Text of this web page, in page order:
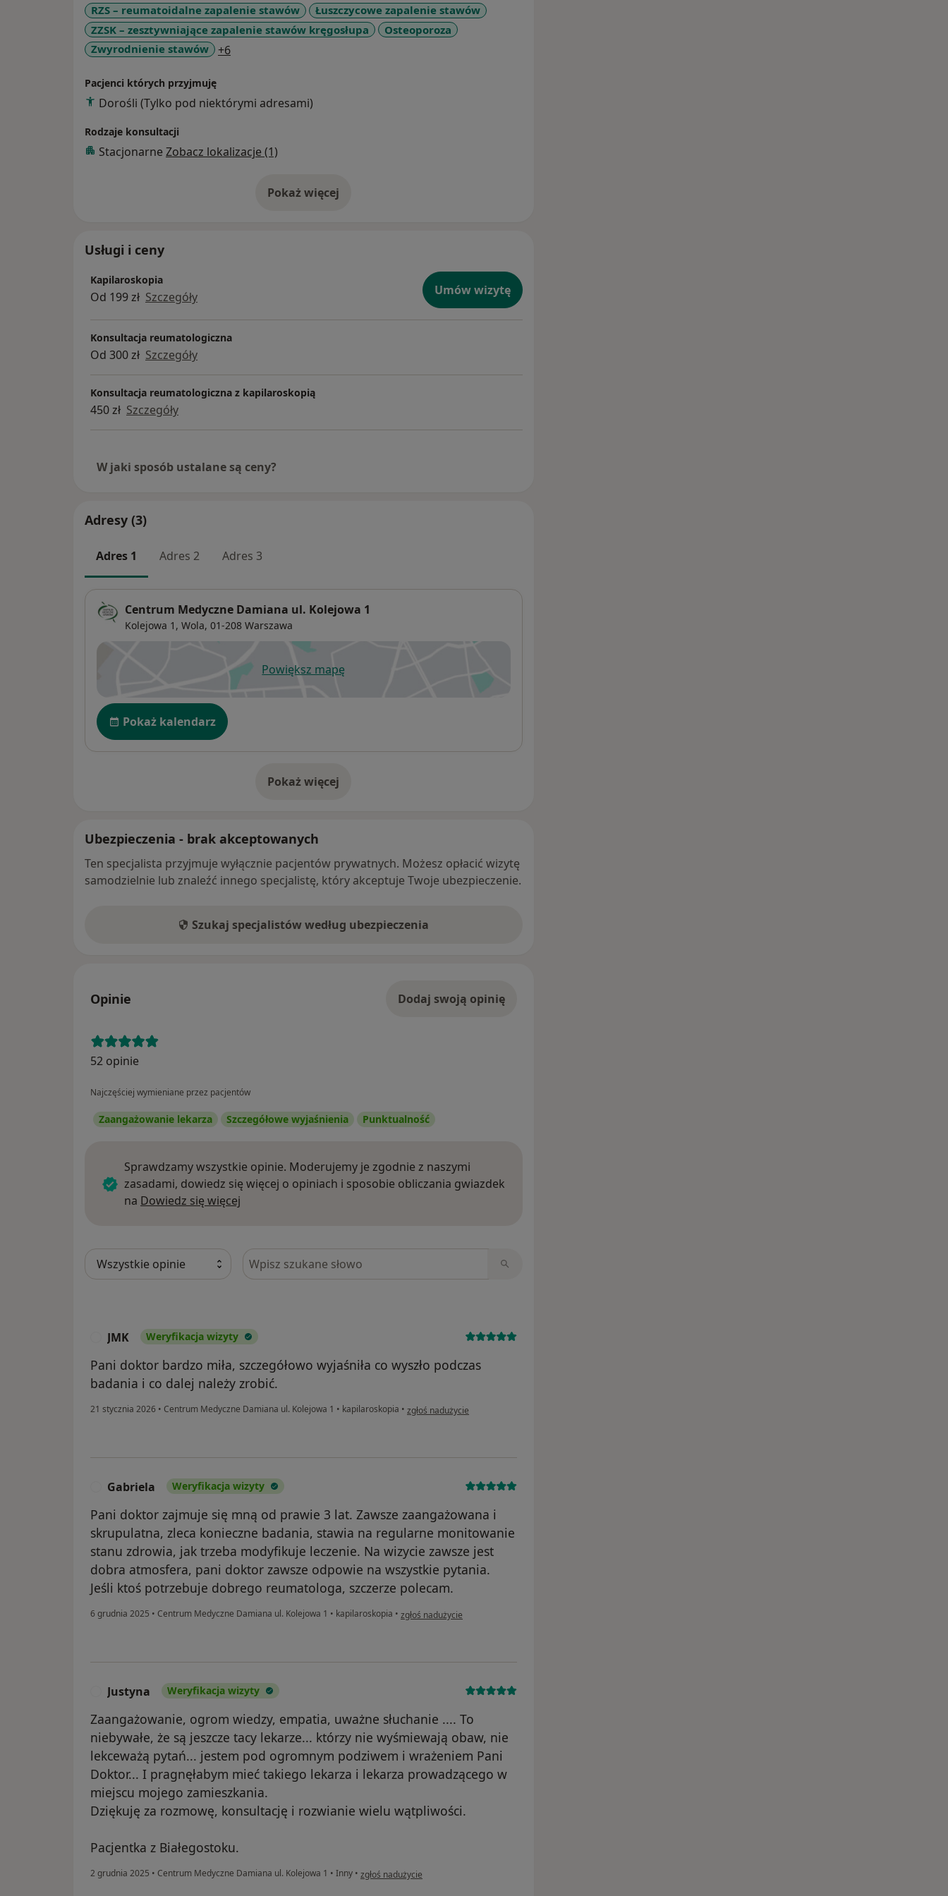
RZS – reumatoidalne zapalenie stawów
Łuszczycowe zapalenie stawów
ZZSK – zesztywniające zapalenie stawów kręgosłupa
Osteoporoza
Zwyrodnienie stawów
+6a11y_sr_more_diseases
Pacjenci których przyjmuję
Dorośli (Tylko pod niektórymi adresami)
Rodzaje konsultacji
Stacjonarne Zobacz lokalizacje (1)
Pokaż więcejo doświadczeniu
Usługi i ceny
Kapilaroskopia
Od 199 zł Szczegóły Umów wizytę
Konsultacja reumatologiczna
Od 300 zł Szczegóły
Konsultacja reumatologiczna z kapilaroskopią
450 zł Szczegóły
W jaki sposób ustalane są ceny?
Adresy (3)
Adres 1 Adres 2 Adres 3
Centrum Medyczne Damiana ul. Kolejowa 1
Kolejowa 1, Wola, 01-208 Warszawa
Powiększ mapęotwiera się w nowej karcie
Dostępność
Pokaż kalendarz
Pokaż więcej
o adresie
Ubezpieczenia - brak akceptowanych
Ten specjalista przyjmuje wyłącznie pacjentów prywatnych. Możesz opłacić wizytę
samodzielnie lub znaleźć innego specjalistę, który akceptuje Twoje ubezpieczenie.
Szukaj specjalistów według ubezpieczenia
Opinie Dodaj swoją opinię
52 opinie
Najczęściej wymieniane przez pacjentów
Zaangażowanie lekarza Szczegółowe wyjaśnienia Punktualność
Sprawdzamy wszystkie opinie. Moderujemy je zgodnie z naszymi
zasadami, dowiedz się więcej o opiniach i sposobie obliczania gwiazdek
na Dowiedz się więcej
Szukaj w opiniach
JMK Weryfikacja wizyty
Pani doktor bardzo miła, szczegółowo wyjaśniła co wyszło podczas
badania i co dalej należy zrobić.
21 stycznia 2026 • Centrum Medyczne Damiana ul. Kolejowa 1 • kapilaroskopia • w opinii użytkownika JMK
zgłoś nadużycie
Gabriela Weryfikacja wizyty
Pani doktor zajmuje się mną od prawie 3 lat. Zawsze zaangażowana i
skrupulatna, zleca konieczne badania, stawia na regularne monitowanie
stanu zdrowia, jak trzeba modyfikuje leczenie. Na wizycie zawsze jest
dobra atmosfera, pani doktor zawsze odpowie na wszystkie pytania.
Jeśli ktoś potrzebuje dobrego reumatologa, szczerze polecam.
6 grudnia 2025 • Centrum Medyczne Damiana ul. Kolejowa 1 • kapilaroskopia • w opinii użytkownika Gabriela
zgłoś nadużycie
Justyna Weryfikacja wizyty
Zaangażowanie, ogrom wiedzy, empatia, uważne słuchanie .... To
niebywałe, że są jeszcze tacy lekarze... którzy nie wyśmiewają obaw, nie
lekceważą pytań... jestem pod ogromnym podziwem i wrażeniem Pani
Doktor... I pragnęłabym mieć takiego lekarza i lekarza prowadzącego w
miejscu mojego zamieszkania.
Dziękuję za rozmowę, konsultację i rozwianie wielu wątpliwości.
Pacjentka z Białegostoku.
2 grudnia 2025 • Centrum Medyczne Damiana ul. Kolejowa 1 • Inny • w opinii użytkownika Justyna
zgłoś nadużycie